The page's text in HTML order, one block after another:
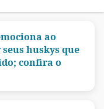
ao
huskys que
confira o